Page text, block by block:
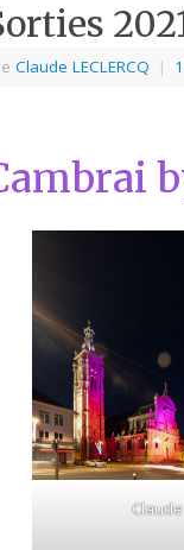
Claude LECLERCQ |
Claude